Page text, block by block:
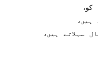
کو
ہیں
سہلاتے ہیں